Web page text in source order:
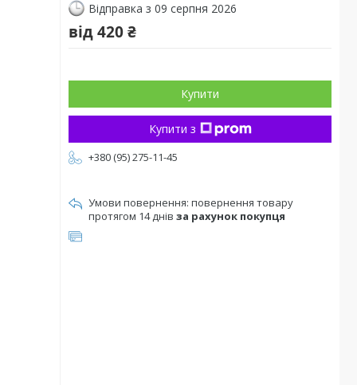
Відправка з 09 серпня 2026
від420 ₴
Купити
Купити з
+380 (95) 275-11-45
повернення товару
протягом 14 днів за рахунок покупця